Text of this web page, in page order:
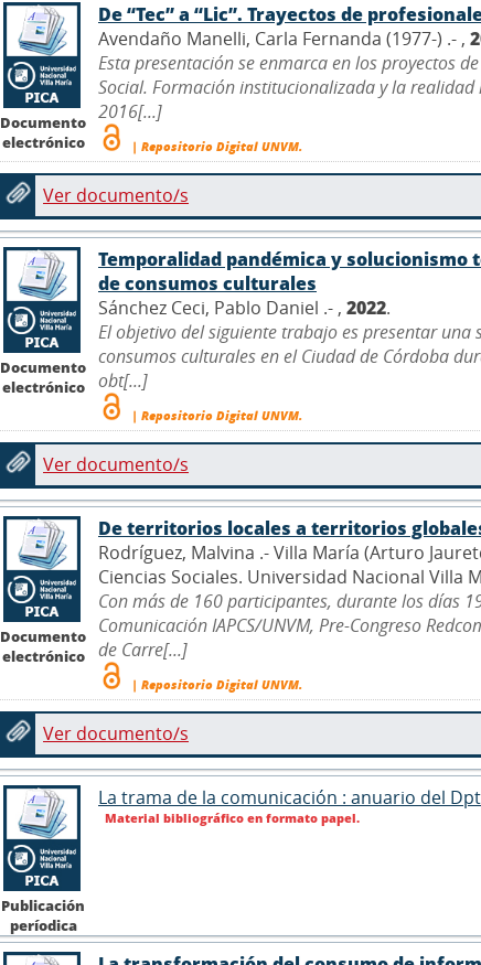
Documento
electrónico
De “Tec” a “Lic”. Trayectos de
Avendaño Manelli, Carla Fernanda (1977-) .- ,
Esta presentación se enmarca en los proyectos
Social. Formación institucionalizada y la
2016[...]
| Repositorio Digital UNVM.
Ver documento/s
Documento
electrónico
Temporalidad pandémica y
de consumos culturales
Sánchez Ceci, Pablo Daniel .- , 2022.
El objetivo del siguiente trabajo es presentar
consumos culturales en el Ciudad de Córdoba
obt[...]
| Repositorio Digital UNVM.
Ver documento/s
Documento
electrónico
De territorios locales a territorios
Rodríguez, Malvina .- Villa María (Arturo
Ciencias Sociales. Universidad Nacional Villa
Con más de 160 participantes, durante los días
Comunicación IAPCS/UNVM, Pre-Congreso
de Carre[...]
| Repositorio Digital UNVM.
Ver documento/s
Publicación
períodica
La trama de la comunicación : anuario del
Material bibliográfico en formato papel.